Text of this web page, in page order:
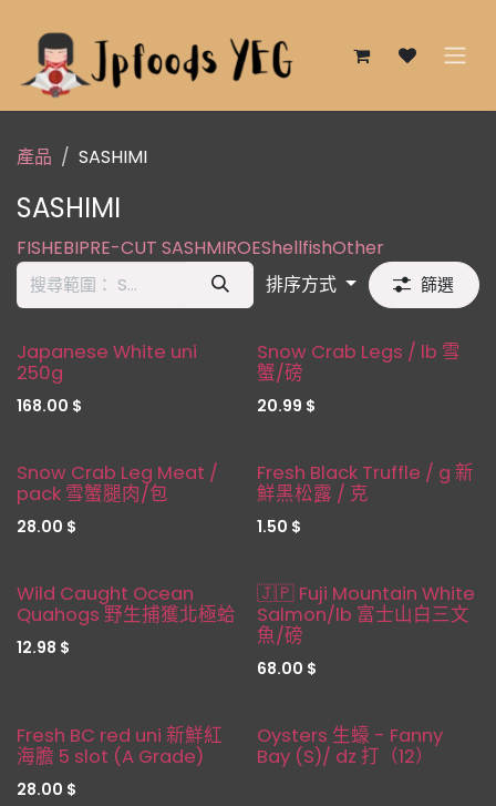
產品 SASHIMI
SASHIMI
FISHEBIPRE-CUT SASHMIROEShellfishOther
排序方式
篩選
Seasonal
Japanese White uni
250g
168.00 $
新品！
Snow Crab Legs / lb 雪
蟹/磅
20.99 $
新品！
Snow Crab Leg Meat /
pack 雪蟹腿肉/包
28.00 $
缺貨
Fresh Black Truffle / g 新
鮮黑松露 / 克
1.50 $
Restocked
Wild Caught Ocean
Quahogs 野生捕獲北極蛤
12.98 $
缺貨
🇯🇵 Fuji Mountain White
Salmon/lb 富士山白三文
魚/磅
68.00 $
缺貨
Fresh BC red uni 新鮮紅
海膽 5 slot (A Grade)
28.00 $
Oysters 生蠔 - Fanny
Bay (S)/ dz 打（12）